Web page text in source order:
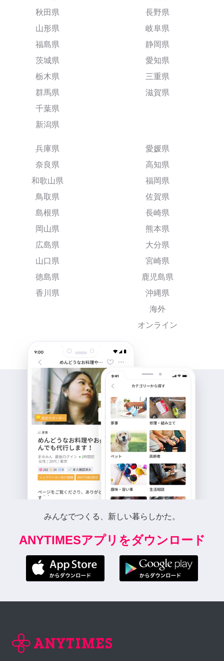
秋田県
山形県
福島県
茨城県
栃木県
群馬県
千葉県
新潟県
長野県
岐阜県
静岡県
愛知県
三重県
滋賀県
兵庫県
奈良県
和歌山県
鳥取県
島根県
岡山県
広島県
山口県
徳島県
香川県
愛媛県
高知県
福岡県
佐賀県
長崎県
熊本県
大分県
宮崎県
鹿児島県
沖縄県
海外
オンライン
みんなでつくる、新しい暮らしかた。
ANYTIMESアプリをダウンロード